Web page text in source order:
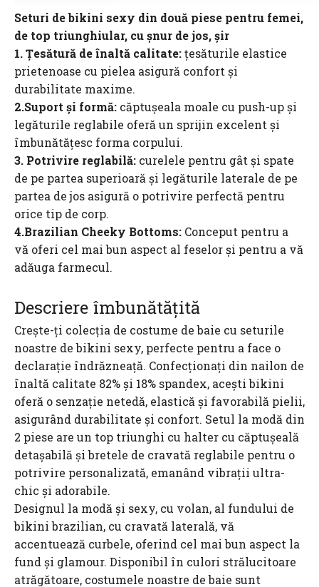
Seturi de bikini sexy din două piese pentru femei,
de top triunghiular, cu șnur de jos, șir
1. Țesătură de înaltă calitate:țesăturile elastice
prietenoase cu pielea asigură confort și
durabilitate maxime.
2.Suport și formă: căptușeala moale cu push-up și
legăturile reglabile oferă un sprijin excelent și
îmbunătățesc forma corpului.
3. Potrivire reglabilă: curelele pentru gât și spate
de pe partea superioară și legăturile laterale de pe
partea de jos asigură o potrivire perfectă pentru
orice tip de corp.
4.Brazilian Cheeky Bottoms: Conceput pentru a
vă oferi cel mai bun aspect al feselor și pentru a vă
adăuga farmecul.
Descriere îmbunătățită
Crește-ți colecția de costume de baie cu seturile
noastre de bikini sexy, perfecte pentru a face o
declarație îndrăzneață. Confecționați din nailon de
înaltă calitate 82% și 18% spandex, acești bikini
oferă o senzație netedă, elastică și favorabilă pielii,
asigurând durabilitate și confort. Setul la modă din
2 piese are un top triunghi cu halter cu căptușeală
detașabilă și bretele de cravată reglabile pentru o
potrivire personalizată, emanând vibrații ultra-
chic și adorabile.
Designul la modă și sexy, cu volan, al fundului de
bikini brazilian, cu cravată laterală, vă
accentuează curbele, oferind cel mai bun aspect la
fund și glamour. Disponibil în culori strălucitoare
atrăgătoare, costumele noastre de baie sunt